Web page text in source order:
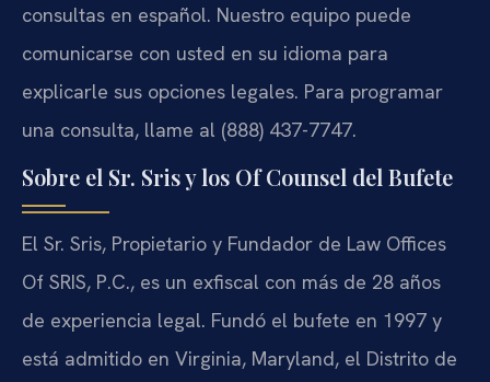
consultas en español. Nuestro equipo puede
comunicarse con usted en su idioma para
explicarle sus opciones legales. Para programar
una consulta, llame al (888) 437-7747.
Sobre el Sr. Sris y los Of Counsel del Bufete
El Sr. Sris, Propietario y Fundador de Law Offices
Of SRIS, P.C., es un exfiscal con más de 28 años
de experiencia legal. Fundó el bufete en 1997 y
está admitido en Virginia, Maryland, el Distrito de